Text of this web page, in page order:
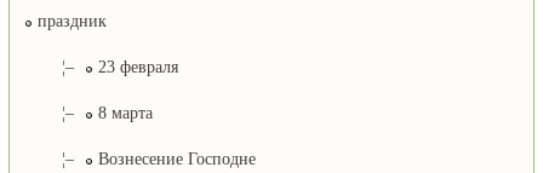
праздник
¦– 23 февраля
¦– 8 марта
¦– Вознесение Господне